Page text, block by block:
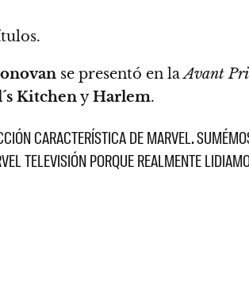
se presentó en laAvant
KitchenyHarlem.
CARACTERÍSTICA DE MARVEL.
TELEVISIÓN PORQUE REALMENTE